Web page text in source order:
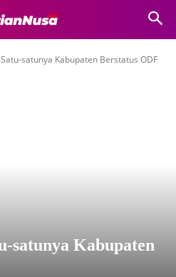
Satu-satunya Kabupaten Berstatus ODF
satunya Kabupaten